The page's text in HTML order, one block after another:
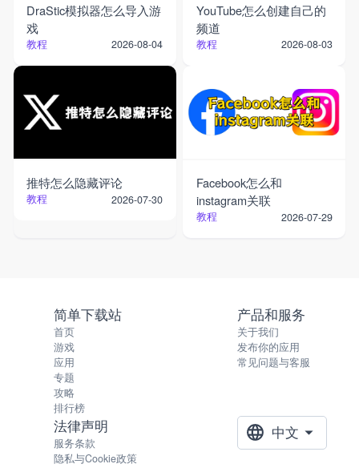
DraStic模拟器怎么导入游
戏
教程 2026-08-04
YouTube怎么创建自己的
频道
教程 2026-08-03
推特怎么隐藏评论
教程 2026-07-30
Facebook怎么和
instagram关联
教程 2026-07-29
简单下载站
首页
游戏
应用
专题
攻略
排行榜
产品和服务
关于我们
发布你的应用
常见问题与客服
法律声明
服务条款
隐私与Cookie政策
中文